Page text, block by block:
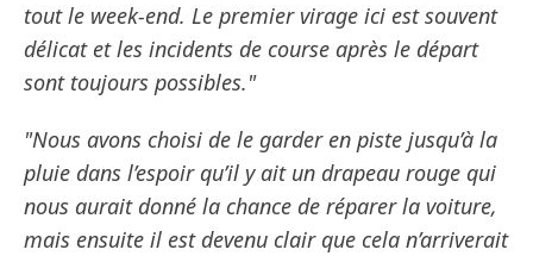
tout le week-end. Le premier virage ici est souvent
délicat et les incidents de course après le départ
sont toujours possibles."
"Nous avons choisi de le garder en piste jusqu’à la
pluie dans l’espoir qu’il y ait un drapeau rouge qui
nous aurait donné la chance de réparer la voiture,
mais ensuite il est devenu clair que cela n’arriverait